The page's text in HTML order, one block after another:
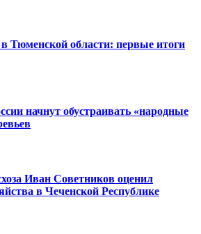
Тюменской области: первые итоги
начнут обустраивать «народные
Иван Советников оценил
в Чеченской Республике